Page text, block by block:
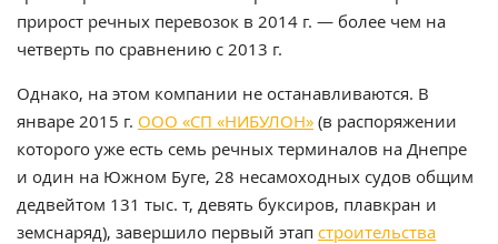
прирост речных перевозок в 2014 г. — более чем на
четверть по сравнению с 2013 г.
Однако, на этом компании не останавливаются. В
январе 2015 г. ООО «СП «НИБУЛОН» (в распоряжении
которого уже есть семь речных терминалов на Днепре
и один на Южном Буге, 28 несамоходных судов общим
дедвейтом 131 тыс. т, девять буксиров, плавкран и
земснаряд), завершило первый этап строительства